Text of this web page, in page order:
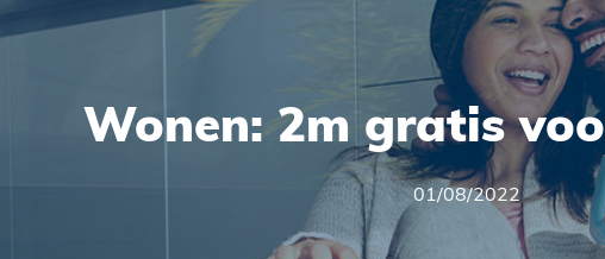
Wonen: 2m gratis
01/08/2022